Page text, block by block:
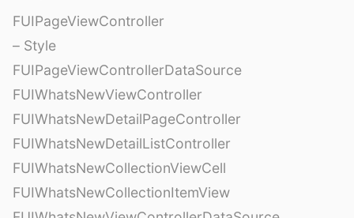
FUIPageViewController
– Style
FUIPageViewControllerDataSource
FUIWhatsNewViewController
FUIWhatsNewDetailPageController
FUIWhatsNewDetailListController
FUIWhatsNewCollectionViewCell
FUIWhatsNewCollectionItemView